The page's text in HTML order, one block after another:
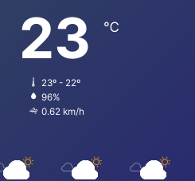
23 ℃
23º - 22º
96%
0.62 km/h